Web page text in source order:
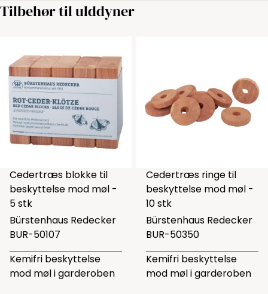
Tilbehør til ulddyner
Cedertræs blokke til
beskyttelse mod møl -
5 stk
Bürstenhaus Redecker
BUR-50107
Kemifri beskyttelse
mod møl i garderoben
Cedertræs ringe til
beskyttelse mod møl -
10 stk
Bürstenhaus Redecker
BUR-50350
Kemifri beskyttelse
mod møl i garderoben